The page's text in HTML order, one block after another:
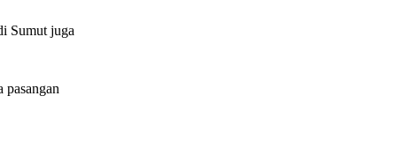
Sumut juga
pasangan